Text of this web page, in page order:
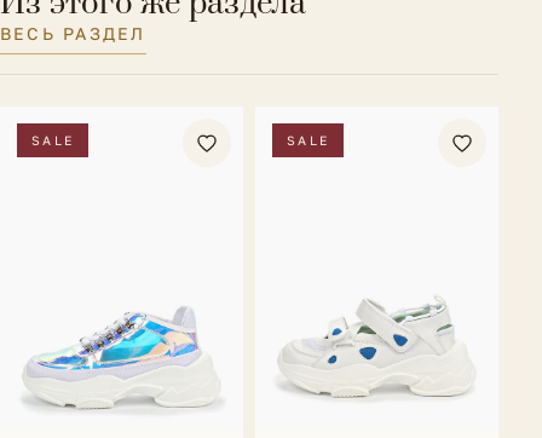
ВЕСЬ РАЗДЕЛ
SALE SALE